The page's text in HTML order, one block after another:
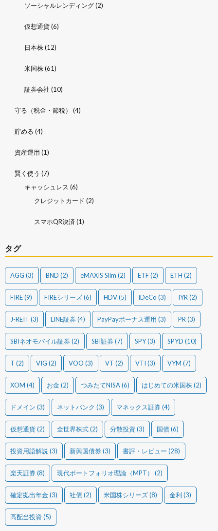
ソーシャルレンディング(2)
仮想通貨(6)
日本株(12)
米国株(61)
証券会社 (10)
守る（税金・節税） (4)
貯める (4)
資産運用 (1)
賢く使う (7)
キャッシュレス (6)
クレジットカード (2)
スマホQR決済 (1)
タグ
AGG (3) BND (2) eMAXIS Slim (2) ETF(2) ETH (2)
FIRE(9) FIREシリーズ(6) HDV(5) iDeCo (3) IYR (2)
J-REIT (3) LINE証券(4) PayPayボーナス運用 (3) PR (3)
SBIネオモバイル証券(2) SBI証券(7) SPY(3) SPYD (10)
T (2) VIG (2) VOO (3) VT (2) VTI (3) VYM (7)
XOM (4) お金(2) つみたてNISA(6) はじめての米国株(2)
ドメイン (3) ネットバンク (3) マネックス証券(4)
仮想通貨(2) 全世界株式(2) 分散投資 (3) 国債(6)
投資用語解説 (3) 新興国債券(3) 書評・レビュー (28)
楽天証券(8) 現代ポートフォリオ理論（MPT） (2)
確定拠出年金(3) 社債(2) 米国株シリーズ(8) 金利 (3)
高配当投資 (5)